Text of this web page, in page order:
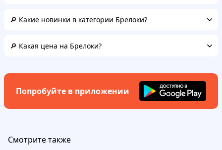
🔎 Какие новинки в категории Брелоки?
🔎 Какая цена на Брелоки?
Попробуйте в приложении
Смотрите также